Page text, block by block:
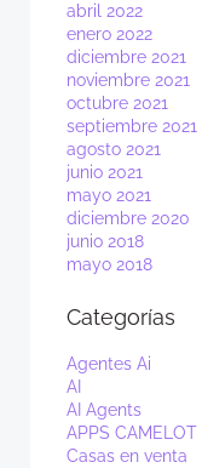
abril 2022
enero 2022
diciembre 2021
noviembre 2021
octubre 2021
septiembre 2021
agosto 2021
junio 2021
mayo 2021
diciembre 2020
junio 2018
mayo 2018
Categorías
Agentes Ai
AI
AI Agents
APPS CAMELOT
Casas en venta